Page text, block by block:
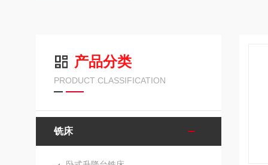
产品分类
PRODUCT CLASSIFICATION
铣床